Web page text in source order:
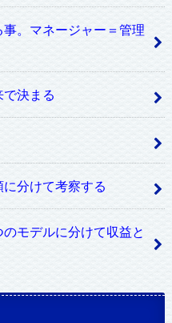
。マネージャー＝管理
決まる
分けて考察する
モデルに分けて収益と